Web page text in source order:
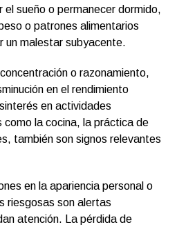
el sueño o permanecer dormido,
o patrones alimentarios
un malestar subyacente.
o razonamiento,
en el rendimiento
en actividades
la cocina, la práctica de
también son signos relevantes
en la apariencia personal o
riesgosas son alertas
atención. La pérdida de